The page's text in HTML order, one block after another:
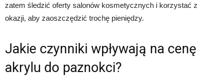
zatem śledzić oferty salonów kosmetycznych i korzystać z
okazji, aby zaoszczędzić trochę pieniędzy.
Jakie czynniki wpływają na cenę
akrylu do paznokci?